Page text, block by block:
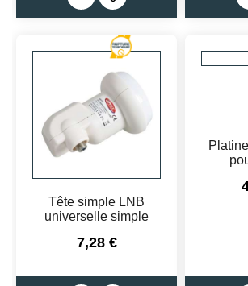
Tête simple LNB
universelle simple
Prix
7,28 €